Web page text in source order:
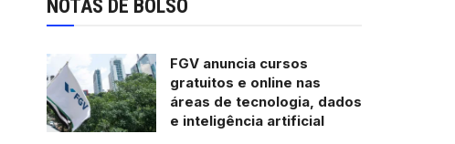
NOTAS DE BOLSO
FGV anuncia cursos
gratuitos e online nas
áreas de tecnologia, dados
e inteligência artificial